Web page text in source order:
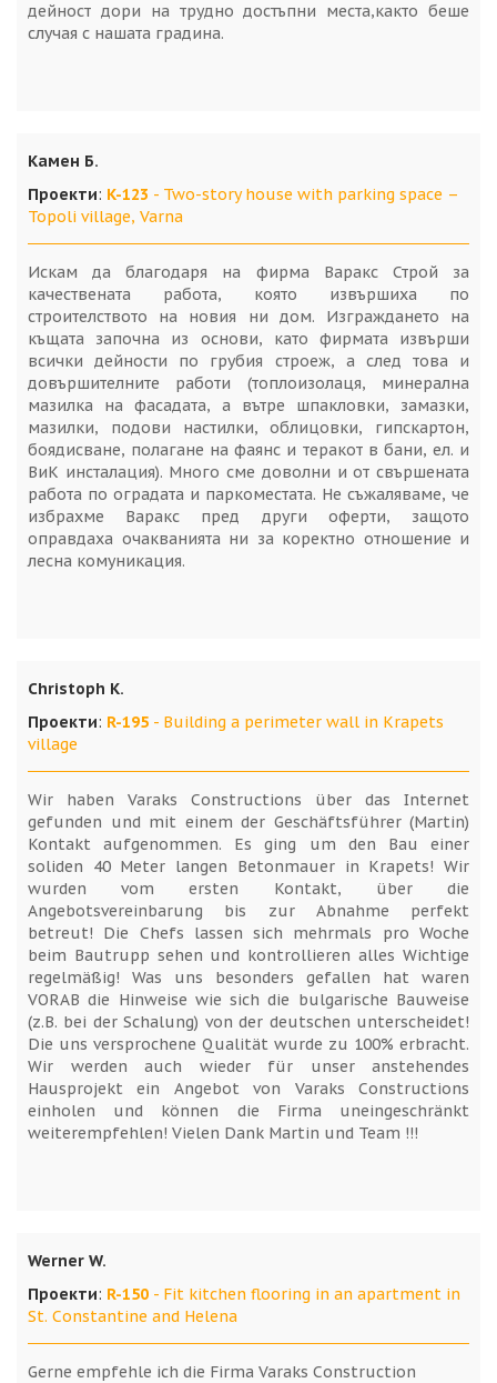
дейност дори на трудно достъпни места,както беше
случая с нашата градина.
Камен Б.
Проекти: K-123 - Two-story house with parking space –
Topoli village, Varna
Искам да благодаря на фирма Варакс Строй за
качествената работа, която извършиха по
строителството на новия ни дом. Изграждането на
къщата започна из основи, като фирмата извърши
всички дейности по грубия строеж, а след това и
довършителните работи (топлоизолаця, минерална
мазилка на фасадата, а вътре шпакловки, замазки,
мазилки, подови настилки, облицовки, гипскартон,
боядисване, полагане на фаянс и теракот в бани, ел. и
ВиК инсталация). Много сме доволни и от свършената
работа по оградата и паркоместата. Не съжаляваме, че
избрахме Варакс пред други оферти, защото
оправдаха очакванията ни за коректно отношение и
лесна комуникация.
Christoph K.
Проекти: R-195 - Building a perimeter wall in Krapets
village
Wir haben Varaks Constructions über das Internet
gefunden und mit einem der Geschäftsführer (Martin)
Kontakt aufgenommen. Es ging um den Bau einer
soliden 40 Meter langen Betonmauer in Krapets! Wir
wurden vom ersten Kontakt, über die
Angebotsvereinbarung bis zur Abnahme perfekt
betreut! Die Chefs lassen sich mehrmals pro Woche
beim Bautrupp sehen und kontrollieren alles Wichtige
regelmäßig! Was uns besonders gefallen hat waren
VORAB die Hinweise wie sich die bulgarische Bauweise
(z.B. bei der Schalung) von der deutschen unterscheidet!
Die uns versprochene Qualität wurde zu 100% erbracht.
Wir werden auch wieder für unser anstehendes
Hausprojekt ein Angebot von Varaks Constructions
einholen und können die Firma uneingeschränkt
weiterempfehlen! Vielen Dank Martin und Team !!!
Werner W.
Проекти: R-150 - Fit kitchen flooring in an apartment in
St. Constantine and Helena
Gerne empfehle ich die Firma Varaks Construction